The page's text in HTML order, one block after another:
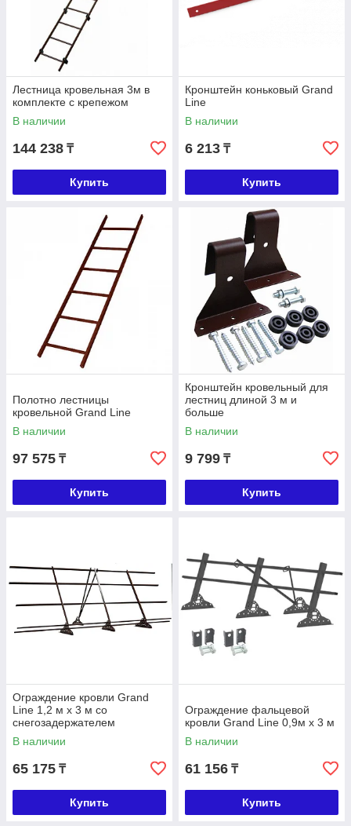
Лестница кровельная 3м в
комплекте с крепежом
В наличии
144 238 ₸
Купить
Кронштейн коньковый Grand
Line
В наличии
6 213 ₸
Купить
Полотно лестницы
кровельной Grand Line
В наличии
97 575 ₸
Купить
Кронштейн кровельный для
лестниц длиной 3 м и
больше
В наличии
9 799 ₸
Купить
Ограждение кровли Grand
Line 1,2 м х 3 м со
снегозадержателем
В наличии
65 175 ₸
Купить
Ограждение фальцевой
кровли Grand Line 0,9м х 3 м
В наличии
61 156 ₸
Купить